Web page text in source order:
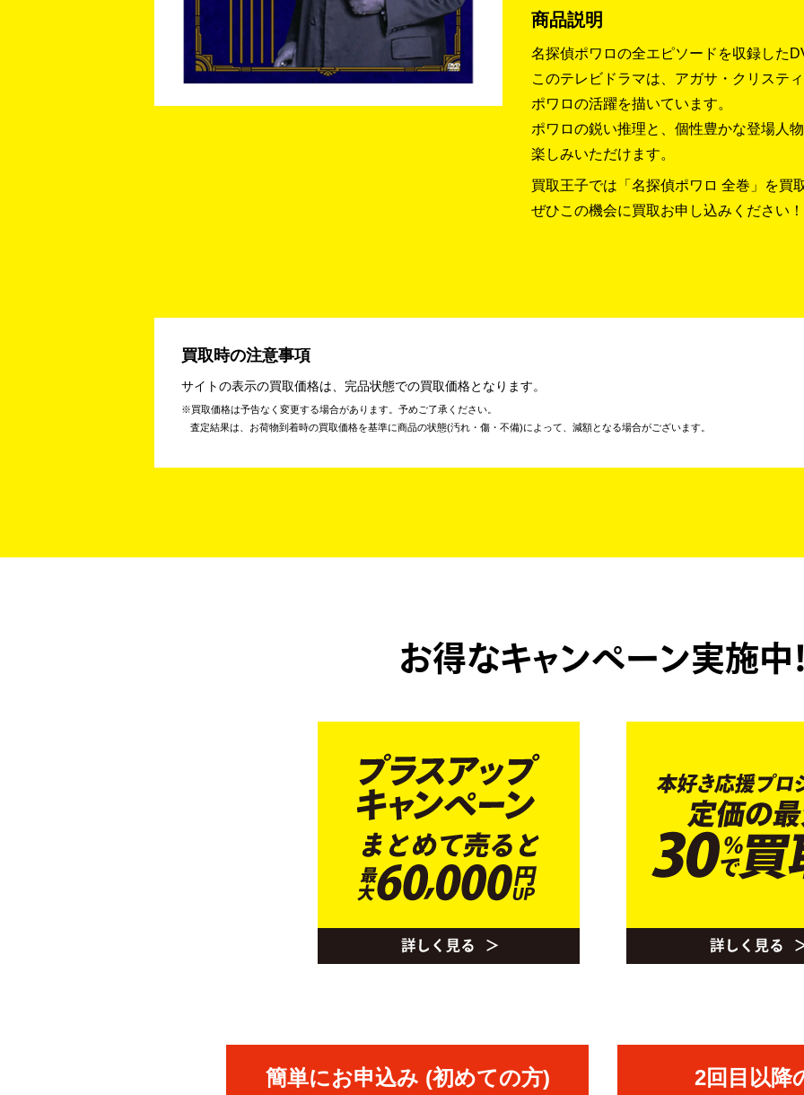
商品説明
名探偵ポワロの全エピソードを収録した
このテレビドラマは、アガサ・クリステ
ポワロの活躍を描いています。
ポワロの鋭い推理と、個性豊かな登場人
楽しみいただけます。
買取王子では「名探偵ポワロ 全巻」を買
ぜひこの機会に買取お申し込みください！
買取時の注意事項
サイトの表示の買取価格は、完品状態での買取価格となります。
買取価格は予告なく変更する場合があります。予めご了承ください。
査定結果は、お荷物到着時の買取価格を基準に商品の状態(汚れ・傷・不備)によって、減額となる場合がございます。
お得なキャンペーン実施中
簡単にお申込み (初めての方) 2回目以降